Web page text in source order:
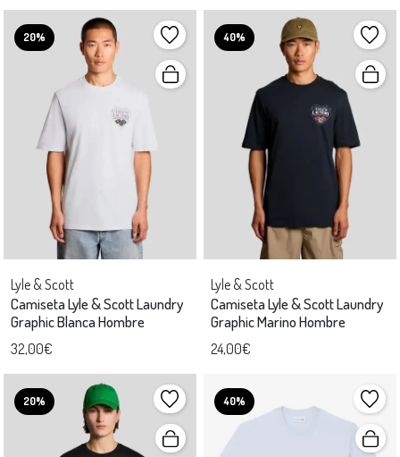
20%
Lyle & Scott
Camiseta Lyle & Scott Laundry
Graphic Blanca Hombre
32,00€
40%
Lyle & Scott
Camiseta Lyle & Scott Laundry
Graphic Marino Hombre
24,00€
20% 40%